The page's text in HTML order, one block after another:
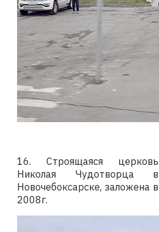
16. Строящаяся церковь
Николая Чудотворца в
Новочебоксарске, заложена в
2008г.